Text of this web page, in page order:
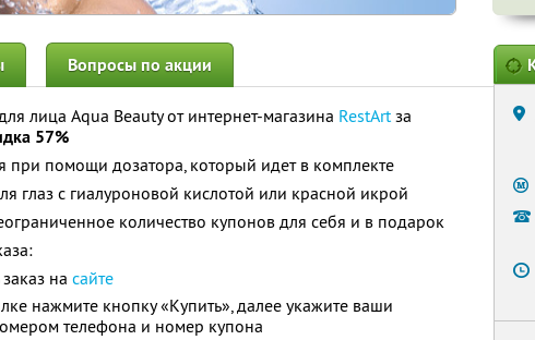
Вопросы по акции
лица Aqua Beauty от интернет-магазина RestArtза
57%
при помощи дозатора, который идет в комплекте
глаз с гиалуроновой кислотой или красной икрой
количество купонов для себя и в подарок
на сайте
нажмите кнопку «Купить», далее укажите ваши
телефона и номер купона